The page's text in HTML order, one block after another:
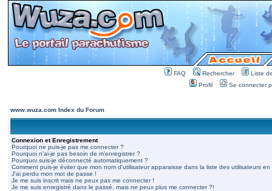
FAQ Rechercher
Liste
Profil
Se connecter
www.wuza.com Index du Forum
Connexion et Enregistrement
Pourquoi ne puis-je pas me connecter ?
Pourquoi n'ai-je pas besoin de m'enregistrer ?
Pourquoi suis-je déconnecté automatiquement ?
Comment puis-je éviter que mon nom d'utilisateur apparaisse dans la liste des utilisateurs en
J'ai perdu mon mot de passe !
Je me suis inscrit mais ne peux pas me connecter !
Je me suis enregistré dans le passé, mais ne peux plus me connecter ?!